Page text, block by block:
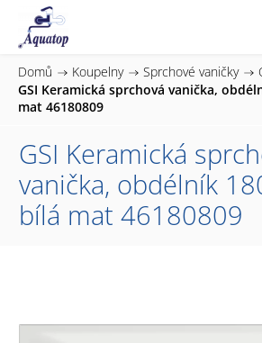
Domů / Koupelny / Sprchové vaničky /
GSI Keramická sprchová vanička,
mat 46180809
GSI Keramická
vanička, obdélník
bílá mat 46180809